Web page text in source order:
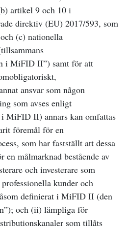
artikel 9 och 10 i
direktiv (EU) 2017/593, som
(c) nationella
i MiFID II”) samt för att
ansvar som någon
som avses enligt
MiFID II) annars kan omfattas
föremål för en
som har fastställt att dessa
målmarknad bestående av
och investerare som
kunder och
definierat i MiFID II (den
och (ii) lämpliga för
som tillåts